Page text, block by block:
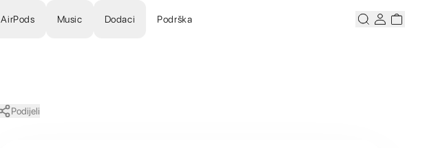
AirPods Music Dodaci Podrška PretražiKorisnicki
Podijeli